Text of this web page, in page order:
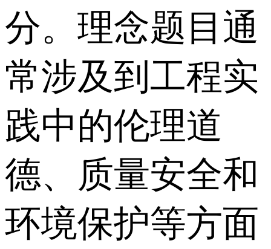
分。理念题目通
常涉及到工程实
践中的伦理道
德、质量安全和
环境保护等方面